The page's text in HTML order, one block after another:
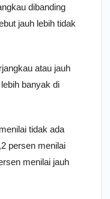
dibanding
jauh lebih tidak
atau jauh
banyak di
tidak ada
persen menilai
menilai jauh